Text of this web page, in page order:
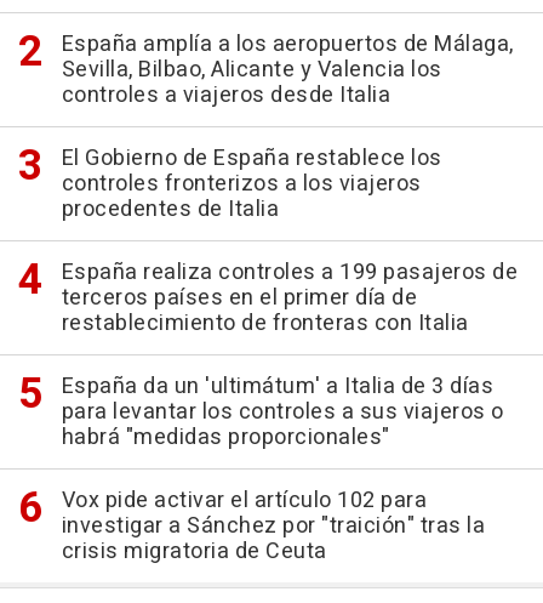
España amplía a los aeropuertos de Málaga,
Sevilla, Bilbao, Alicante y Valencia los
controles a viajeros desde Italia
El Gobierno de España restablece los
controles fronterizos a los viajeros
procedentes de Italia
España realiza controles a 199 pasajeros de
terceros países en el primer día de
restablecimiento de fronteras con Italia
España da un 'ultimátum' a Italia de 3 días
para levantar los controles a sus viajeros o
habrá "medidas proporcionales"
Vox pide activar el artículo 102 para
investigar a Sánchez por "traición" tras la
crisis migratoria de Ceuta